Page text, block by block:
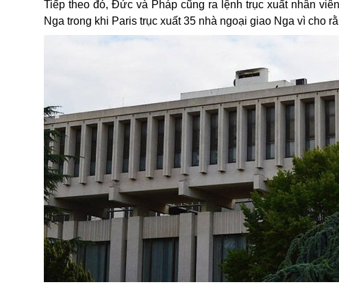
Tiếp theo đó, Đức và Pháp cũng ra lệnh trục xuất nhân
Nga trong khi Paris trục xuất 35 nhà ngoại giao Nga vì cho